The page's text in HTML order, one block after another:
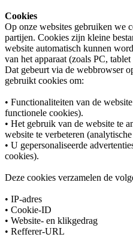
Cookies
Op onze websites gebruiken we
partijen. Cookies zijn kleine
website automatisch kunnen
van het apparaat (zoals PC,
Dat gebeurt via de webbrowser
gebruikt cookies om:
• Functionaliteiten van de
functionele cookies).
• Het gebruik van de website te
website te verbeteren
• U gepersonaliseerde
cookies).
Deze cookies verzamelen de
• IP-adres
• Cookie-ID
• Website- en klikgedrag
• Refferer-URL